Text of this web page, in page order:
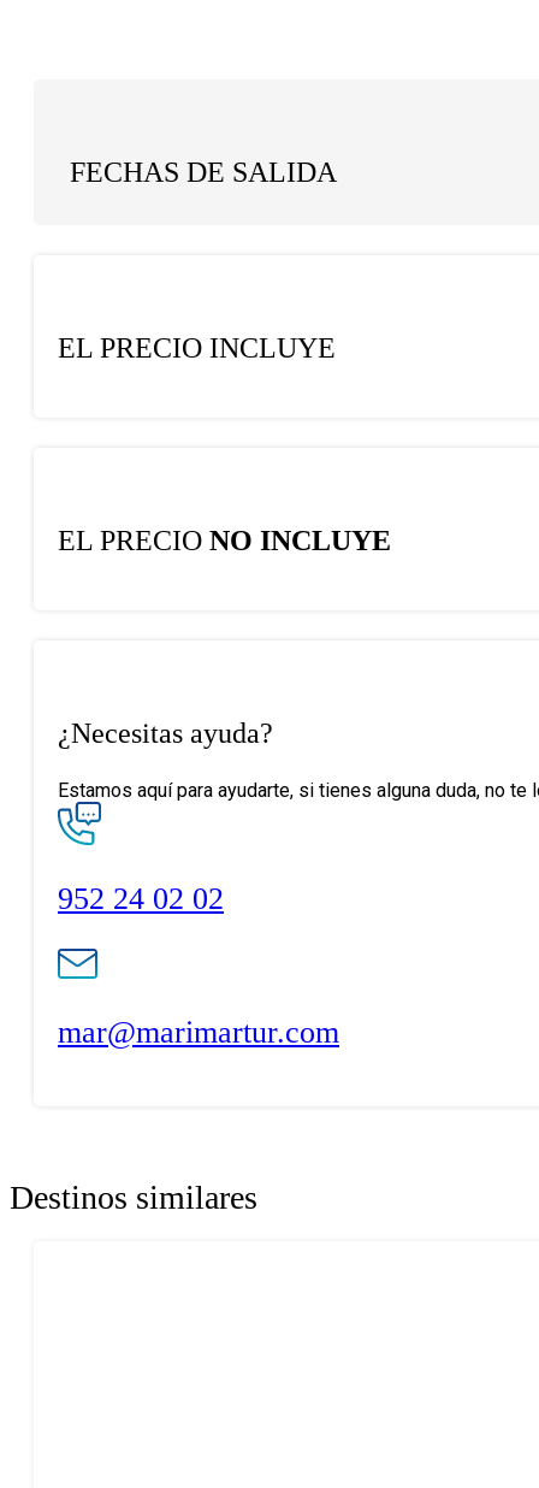
FECHAS DE SALIDA
EL PRECIO INCLUYE
EL PRECIO NO INCLUYE
¿Necesitas ayuda?
Estamos aquí para ayudarte, si tienes alguna duda, no
952 24 02 02
mar@marimartur.com
Destinos similares